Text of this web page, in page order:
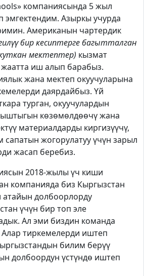
компаниясында 5 жыл
эмгектендим. Азыркы учурда
Американын чартердик
бир кесиптерге багытталган
мектептер) кызмат
жаатта иш алып барабыз.
жана мектеп окуучуларына
даярдайбыз. Үй
турган, окуучулардын
көзөмөлдөөчү жана
материалдарды киргизүүчү,
сапатын жогорулатуу үчүн зарыл
жасап беребиз.
2018-жылы үч киши
компанияда биз Кыргызстан
долбоорлорду
үчүн бир топ эле
Ал эми биздин команда
тиркемелерди иштеп
билим берүү
долбоордун үстүндө иштеп